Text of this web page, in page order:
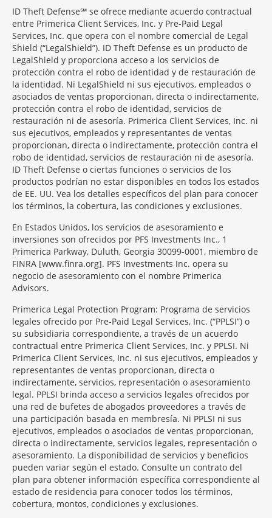
ID Theft Defense℠ se ofrece mediante acuerdo contractual
entre Primerica Client Services, Inc. y Pre-Paid Legal
Services, Inc. que opera con el nombre comercial de Legal
Shield (“LegalShield”). ID Theft Defense es un producto de
LegalShield y proporciona acceso a los servicios de
protección contra el robo de identidad y de restauración de
la identidad. Ni LegalShield ni sus ejecutivos, empleados o
asociados de ventas proporcionan, directa o indirectamente,
protección contra el robo de identidad, servicios de
restauración ni de asesoría. Primerica Client Services, Inc. ni
sus ejecutivos, empleados y representantes de ventas
proporcionan, directa o indirectamente, protección contra el
robo de identidad, servicios de restauración ni de asesoría.
ID Theft Defense o ciertas funciones o servicios de los
productos podrían no estar disponibles en todos los estados
de EE. UU. Vea los detalles específicos del plan para conocer
los términos, la cobertura, las condiciones y exclusiones.
En Estados Unidos, los servicios de asesoramiento e
inversiones son ofrecidos por PFS Investments Inc., 1
Primerica Parkway, Duluth, Georgia 30099-0001, miembro de
FINRA [www.finra.org]. PFS Investments Inc. opera su
negocio de asesoramiento con el nombre Primerica
Advisors.
Primerica Legal Protection Program: Programa de servicios
legales ofrecido por Pre-Paid Legal Services, Inc. (“PPLSI”) o
su subsidiaria correspondiente, a través de un acuerdo
contractual entre Primerica Client Services, Inc. y PPLSI. Ni
Primerica Client Services, Inc. ni sus ejecutivos, empleados y
representantes de ventas proporcionan, directa o
indirectamente, servicios, representación o asesoramiento
legal. PPLSI brinda acceso a servicios legales ofrecidos por
una red de bufetes de abogados proveedores a través de
una participación basada en membresía. Ni PPLSI ni sus
ejecutivos, empleados o asociados de ventas proporcionan,
directa o indirectamente, servicios legales, representación o
asesoramiento. La disponibilidad de servicios y beneficios
pueden variar según el estado. Consulte un contrato del
plan para obtener información específica correspondiente al
estado de residencia para conocer todos los términos,
cobertura, montos, condiciones y exclusiones.